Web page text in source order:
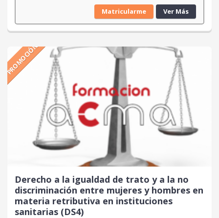
Matricularme Ver Más
PROMOCIÓN
Derecho a la igualdad de trato y a la no
discriminación entre mujeres y hombres en
materia retributiva en instituciones
sanitarias (DS4)